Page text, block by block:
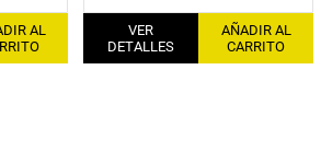
AL
original
era:
239,95€.
VER
DETALLES
AÑADIR AL
CARRITO